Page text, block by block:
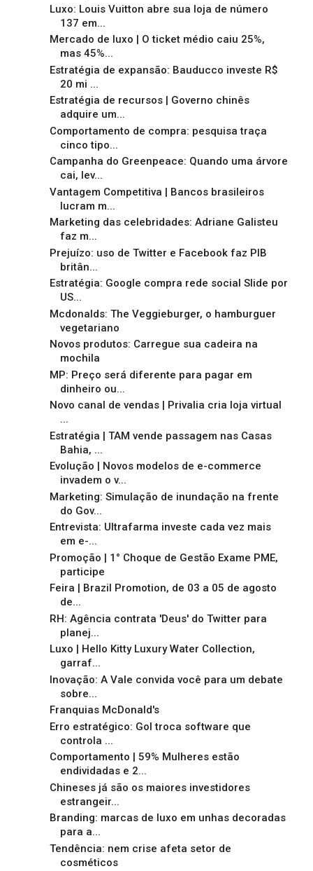
Luxo: Louis Vuitton abre sua loja de número
137 em...
Mercado de luxo | O ticket médio caiu 25%,
mas 45%...
Estratégia de expansão: Bauducco investe R$
20 mi ...
Estratégia de recursos | Governo chinês
adquire um...
Comportamento de compra: pesquisa traça
cinco tipo...
Campanha do Greenpeace: Quando uma árvore
cai, lev...
Vantagem Competitiva | Bancos brasileiros
lucram m...
Marketing das celebridades: Adriane Galisteu
faz m...
Prejuízo: uso de Twitter e Facebook faz PIB
britân...
Estratégia: Google compra rede social Slide por
US...
Mcdonalds: The Veggieburger, o hamburguer
vegetariano
Novos produtos: Carregue sua cadeira na
mochila
MP: Preço será diferente para pagar em
dinheiro ou...
Novo canal de vendas | Privalia cria loja virtual
...
Estratégia | TAM vende passagem nas Casas
Bahia, ...
Evolução | Novos modelos de e-commerce
invadem o v...
Marketing: Simulação de inundação na frente
do Gov...
Entrevista: Ultrafarma investe cada vez mais
em e-...
Promoção | 1° Choque de Gestão Exame PME,
participe
Feira | Brazil Promotion, de 03 a 05 de agosto
de...
RH: Agência contrata 'Deus' do Twitter para
planej...
Luxo | Hello Kitty Luxury Water Collection,
garraf...
Inovação: A Vale convida você para um debate
sobre...
Franquias McDonald's
Erro estratégico: Gol troca software que
controla ...
Comportamento | 59% Mulheres estão
endividadas e 2...
Chineses já são os maiores investidores
estrangeir...
Branding: marcas de luxo em unhas decoradas
para a...
Tendência: nem crise afeta setor de
cosméticos